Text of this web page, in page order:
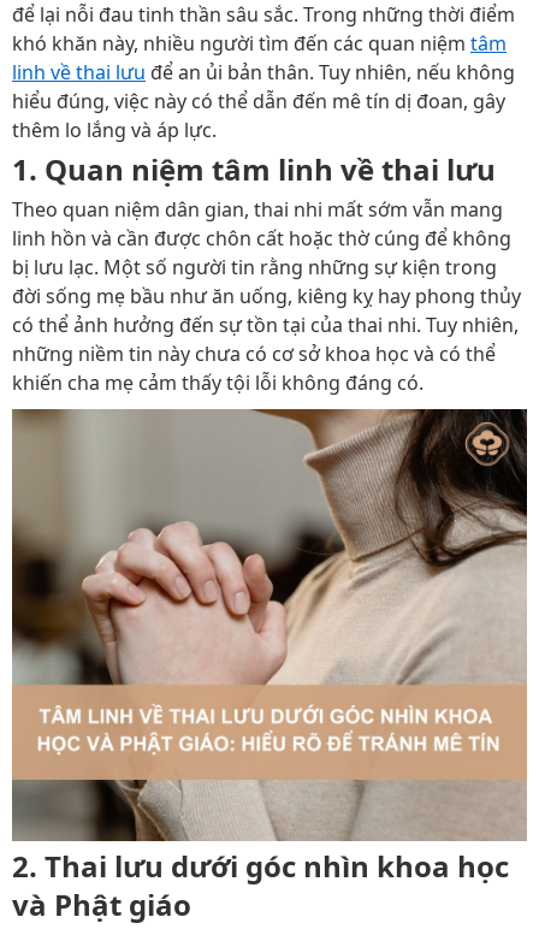
để lại nỗi đau tinh thần sâu sắc. Trong những thời điểm
khó khăn này, nhiều người tìm đến các quan niệm tâm
linh về thai lưu để an ủi bản thân. Tuy nhiên, nếu không
hiểu đúng, việc này có thể dẫn đến mê tín dị đoan, gây
thêm lo lắng và áp lực.
1. Quan niệm tâm linh về thai lưu
Theo quan niệm dân gian, thai nhi mất sớm vẫn mang
linh hồn và cần được chôn cất hoặc thờ cúng để không
bị lưu lạc. Một số người tin rằng những sự kiện trong
đời sống mẹ bầu như ăn uống, kiêng kỵ hay phong thủy
có thể ảnh hưởng đến sự tồn tại của thai nhi. Tuy nhiên,
những niềm tin này chưa có cơ sở khoa học và có thể
khiến cha mẹ cảm thấy tội lỗi không đáng có.
2. Thai lưu dưới góc nhìn khoa học
và Phật giáo